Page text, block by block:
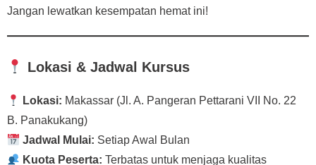
Jangan lewatkan kesempatan hemat ini!
Lokasi & Jadwal Kursus
Lokasi: Makassar (Jl. A. Pangeran Pettarani VII No. 22
B. Panakukang)
Jadwal Mulai: Setiap Awal Bulan
Kuota Peserta: Terbatas untuk menjaga kualitas